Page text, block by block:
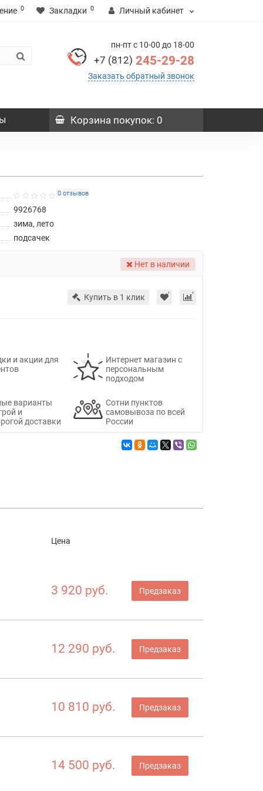
0 Закладки 0 Личный кабинет
пн-пт с 10-00 до 18-00
+7 (812) 245-29-28
Заказать обратный звонок
Корзина покупок: 0
0 отзывов
9926768
зима, лето
подсачек
Нет в наличии
Купить в 1 клик
и акции для
Интернет магазин с
персональным
подходом
варианты
и
доставки
Сотни пунктов
самовывоза по всей
России
Цена
3 920 руб. Предзаказ
12 290 руб. Предзаказ
10 810 руб. Предзаказ
14 500 руб. Предзаказ